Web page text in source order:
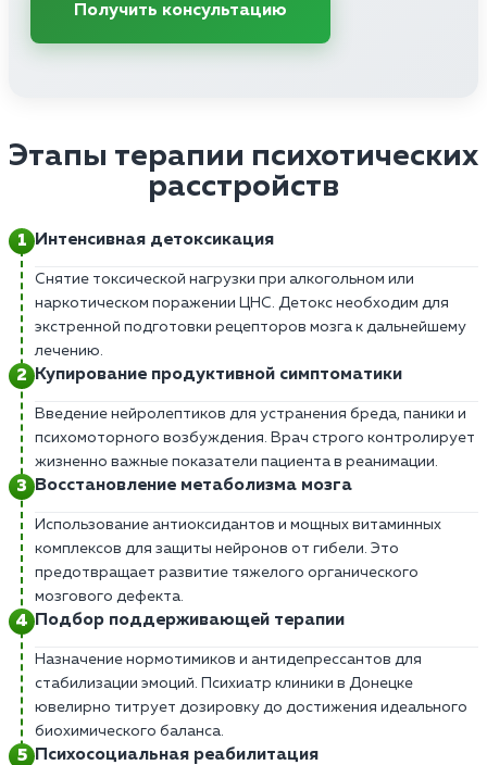
Получить консультацию
Этапы терапии психотических
расстройств
Интенсивная детоксикация
Снятие токсической нагрузки при алкогольном или
наркотическом поражении ЦНС. Детокс необходим для
экстренной подготовки рецепторов мозга к дальнейшему
лечению.
Купирование продуктивной симптоматики
Введение нейролептиков для устранения бреда, паники и
психомоторного возбуждения. Врач строго контролирует
жизненно важные показатели пациента в реанимации.
Восстановление метаболизма мозга
Использование антиоксидантов и мощных витаминных
комплексов для защиты нейронов от гибели. Это
предотвращает развитие тяжелого органического
мозгового дефекта.
Подбор поддерживающей терапии
Назначение нормотимиков и антидепрессантов для
стабилизации эмоций. Психиатр клиники в Донецке
ювелирно титрует дозировку до достижения идеального
биохимического баланса.
Психосоциальная реабилитация